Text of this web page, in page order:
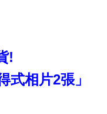
!
式相片2張」